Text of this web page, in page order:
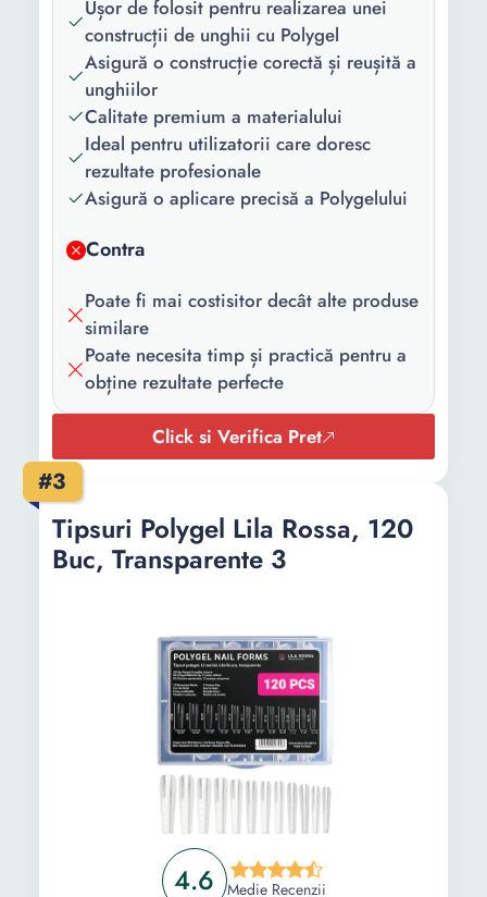
Ușor de folosit pentru realizarea unei
construcții de unghii cu Polygel
Asigură o construcție corectă și reușită a
unghiilor
Calitate premium a materialului
Ideal pentru utilizatorii care doresc
rezultate profesionale
Asigură o aplicare precisă a Polygelului
Contra
Poate fi mai costisitor decât alte produse
similare
Poate necesita timp și practică pentru a
obține rezultate perfecte
Click si Verifica Pret
#3
4.6 Medie Recenzii
Tipsuri Polygel Lila Rossa, 120
Buc, Transparente 3